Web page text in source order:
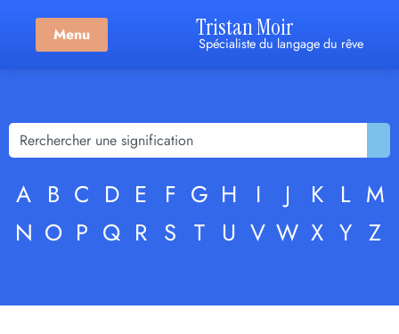
Menu Tristan Moir
Spécialiste du langage du rêve
A B C D E F G H I J K L M
N O P Q R S T U V W X Y Z